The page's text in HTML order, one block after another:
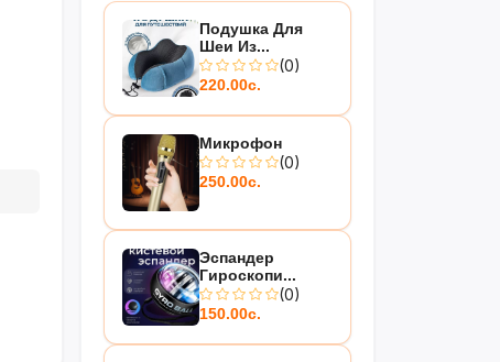
Подушка Для
Шеи Из...
(0)
220.00с.
Микрофон
(0)
250.00с.
Эспандер
Гироскопи...
(0)
150.00с.